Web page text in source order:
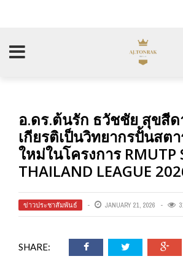
อ.ดร.ต้นรัก ธวัชชัย สุขสีด
เกียรติเป็นวิทยากรปั้นสต
ใหม่ในโครงการ RMUTP
THAILAND LEAGUE
ข่าวประชาสัมพันธ์ JANUARY 21, 2026
SHARE: